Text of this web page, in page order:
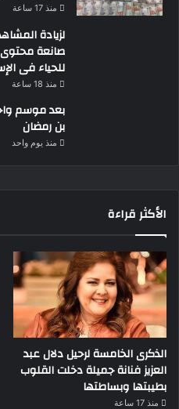
منذ 17 ساعة
لزيادة
صانعة
للحياء فى
منذ 18 ساعة
بعد موسم
بن رمضان
منذ يوم واحد
الأكثر قراءة
الذكرى الخامسة لرحيل دلال عبد
العزيز فنانة جميلة دخلت القلوب
بطيبتها وبساطتها
منذ 17 ساعة